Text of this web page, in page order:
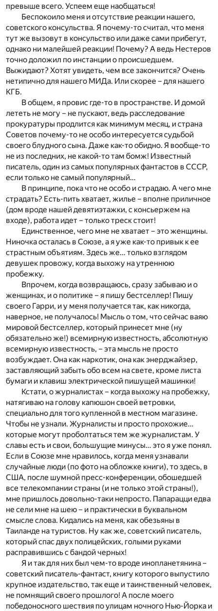
превыше всего. Успеем еще наобщаться!
Беспокоило меня и отсутствие реакции нашего,
советского консульства. Я почему-то считал, что меня
тут же вызовут в консульство или даже сами прибегут,
однако ни малейшей реакции! Почему? А ведь Нестеров
точно доложил по инстанции о происшедшем.
Выжидают? Хотят увидеть, чем все закончится? Очень
нетипично для нашего МИДа. Или скорее – для нашего
КГБ.
В общем, я провис где-то в пространстве. И домой
лететь не могу – не пускают, ведь расследование
прокуратуры продлится как минимум месяц, и страна
Советов почему-то не особо интересуется судьбой
своего блудного сына. Даже как-то обидно. Я вообще-то
не из последних, не какой-то там бомж! Известный
писатель, один из самых популярных фантастов в СССР,
если только не самый популярный…
В принципе, пока что не особо и страдаю. А чего мне
страдать? Есть-пить хватает, жилье – вполне приличное
(дом вроде нашей девятиэтажки, с консьержем на
входе), работа идет – только треск стоит!
Единственное, чего мне не хватает – это женщины.
Ниночка осталась в Союзе, а я уже как-то привык к ее
страстным объятиям. Здесь же… только взглядом
девушек провожу, когда выхожу на утреннюю
пробежку.
Впрочем, когда возвращаюсь, сразу забываю и о
женщинах, и о политике – я пишу бестселлер! Пишу
своего Гарри, и у меня получается так, как никогда,
наверное, не получалось! Мысль о том, что сейчас ваяю
мировой бестселлер, который принесет мне (ну
обязательно же!) всемирную известность, абсолютную
всемирную известность, – эта мысль не просто
возбуждает. Она как наркотик, она как энерджайзер,
заставляющий забыть обо всем на свете, кроме листа
бумаги и клавиш электрической пишущей машинки!
Кстати, о журналистах – когда выхожу на пробежку,
натягиваю на голову капюшон своей ветровки,
специально для того купленной в местном магазине.
Чтобы не узнали. Журналисты и просто прохожие…
которые могут проболтаться тем же журналистам. У
славы есть и свои, большущие минусы… это я уже понял.
Если в Союзе мне нравилось, когда меня узнавали
случайные люди (по фото на обложке книги), то здесь, в
США, после шумной пресс-конференции, обошедшей
все телекомпании страны (и не только этой страны!),
мне пришлось довольно-таки непросто. Папарацци едва
не сели мне на шею – и практически в буквальном
смысле слова. Кидались на меня, как обезьяны в
Таиланде на туристов. Ну как же, советский писатель,
который спас двух полицейских, голыми руками
расправившись с бандой черных!
Я и так для них был чем-то вроде инопланетянина –
советский писатель-фантаст, книгу которого выпустило
крупное издательство, так еще и таинственный человек,
не помнящий своего прошлого! А после моего
победоносного шествия по улицам ночного Нью-Йорка и